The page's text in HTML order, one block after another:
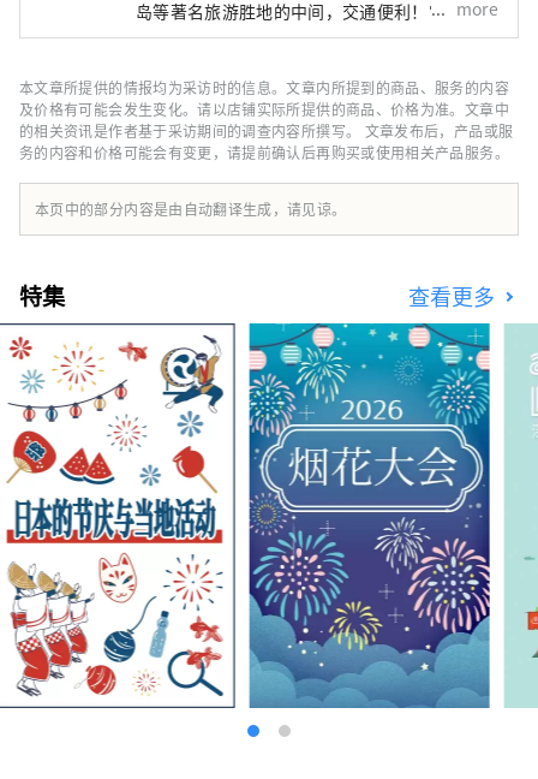
岛等著名旅游胜地的中间，交通便利！它也是经
由濑户通往四国的门户。 冈山县也被称为“水
水果，无论甜度、香气还是风味，都是最高品质
的。 您可以品尝白桃、麝香葡萄、先锋葡萄等
时令水果！ 冈山还拥有世界级的旅游景点，包
括冈山城、日本三大名园之一的冈山后乐园以及
拥有历史、文化和艺术的仓敷美观地区！
more
本文章所提供的情报均为采访时的信息。文章内所提到的商品、服务的内容
及价格有可能会发生变化。请以店铺实际所提供的商品、价格为准。文章中
的相关资讯是作者基于采访期间的调查内容所撰写。 文章发布后，产品或服
务的内容和价格可能会有变更，请提前确认后再购买或使用相关产品服务。
本页中的部分内容是由自动翻译生成，请见谅。
特集 查看更多